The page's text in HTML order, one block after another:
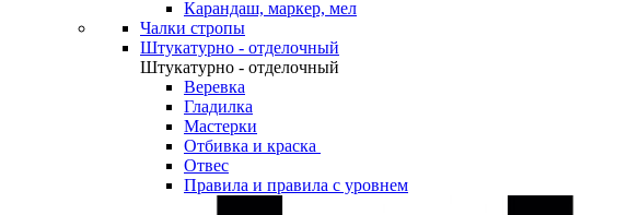
Карандаш, маркер, мел
Чалки стропы
Штукатурно - отделочный
Штукатурно - отделочный
Веревка
Гладилка
Мастерки
Отбивка и краска
Отвес
Правила и правила с уровнем